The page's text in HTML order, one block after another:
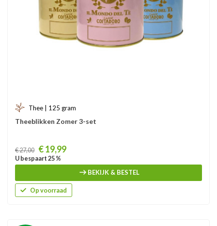
Thee | 125 gram
Theeblikken Zomer 3-set
Prijs
€ 27,00 € 19,99
U bespaart 25 %
BEKIJK & BESTEL
Op voorraad